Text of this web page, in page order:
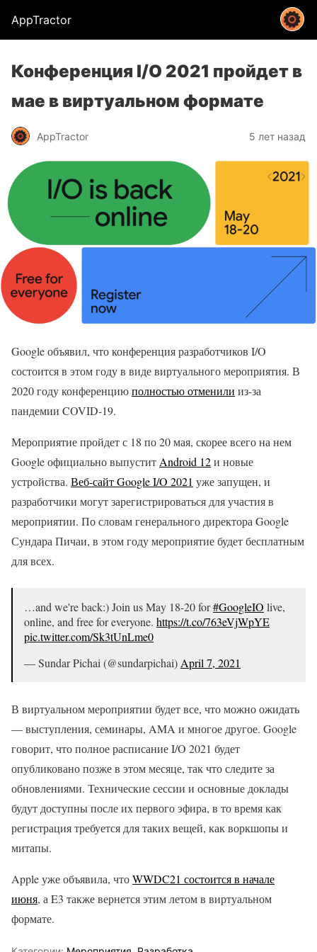
AppTractor
Конференция I/O 2021 пройдет в
мае в виртуальном формате
AppTractor 5 лет назад
Google объявил, что конференция разработчиков I/O
состоится в этом году в виде виртуального мероприятия. В
2020 году конференциюполностью отменили из-за
пандемии COVID-19.
Мероприятие пройдет с 18 по 20 мая, скорее всего на нем
Google официально выпустит Android 12и новые
устройства. Веб-сайт Google I/O 2021 уже запущен, и
разработчики могут зарегистрироваться для участия в
мероприятии. По словам генерального директора Google
Сундара Пичаи, в этом году мероприятие будет бесплатным
для всех.
…and we're back:) Join us May 18-20 for#GoogleIO live,
online, and free for everyone. https://t.co/763eVjWpYE
pic.twitter.com/Sk3tUnLme0
— Sundar Pichai (@sundarpichai) April 7, 2021
В виртуальном мероприятии будет все, что можно ожидать
— выступления, семинары, AMA и многое другое. Google
говорит, что полное расписание I/O 2021 будет
опубликовано позже в этом месяце, так что следите за
обновлениями. Технические сессии и основные доклады
будут доступны после их первого эфира, в то время как
регистрация требуется для таких вещей, как воркшопы и
митапы.
Apple уже объявила, чтоWWDC21 состоится в начале
июня, а E3 также вернется этим летом в виртуальном
формате.